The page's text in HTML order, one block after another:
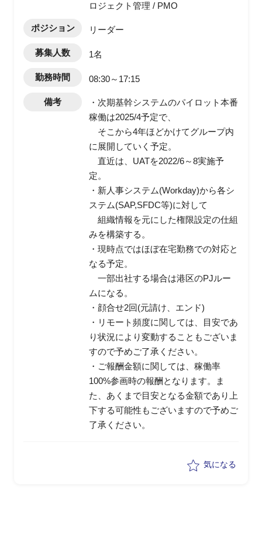
ロジェクト管理 / PMO
ポジション リーダー
募集人数 1名
勤務時間 08:30～17:15
備考
・次期基幹システムのパイロット本番
稼働は2025/4予定で、
そこから4年ほどかけてグループ内
に展開していく予定。
直近は、UATを2022/6～8実施予
定。
・新人事システム(Workday)から各シ
ステム(SAP,SFDC等)に対して
組織情報を元にした権限設定の仕組
みを構築する。
・現時点ではほぼ在宅勤務での対応と
なる予定。
一部出社する場合は港区のPJルー
ムになる。
・顔合せ2回(元請け、エンド)
・リモート頻度に関しては、目安であ
り状況により変動することもございま
すので予めご了承ください。
・ご報酬金額に関しては、稼働率
100%参画時の報酬となります。ま
た、あくまで目安となる金額であり上
下する可能性もございますので予めご
了承ください。
気になる